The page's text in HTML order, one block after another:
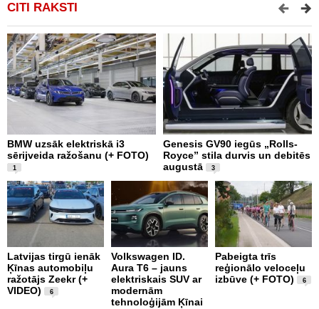
CITI RAKSTI
BMW uzsāk elektriskā i3
sērijveida ražošanu (+ FOTO)
1
Genesis GV90 iegūs „Rolls-
Royce” stila durvis un debitēs
augustā
3
Latvijas tirgū ienāk
Ķīnas automobiļu
ražotājs Zeekr (+
VIDEO)
6
Volkswagen ID.
Aura T6 – jauns
elektriskais SUV ar
modernām
tehnoloģijām Ķīnai
Pabeigta trīs
reģionālo veloceļu
izbūve (+ FOTO)
6